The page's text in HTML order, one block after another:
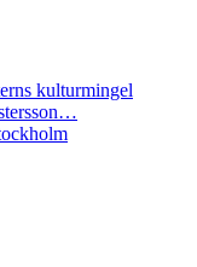
kulturmingel